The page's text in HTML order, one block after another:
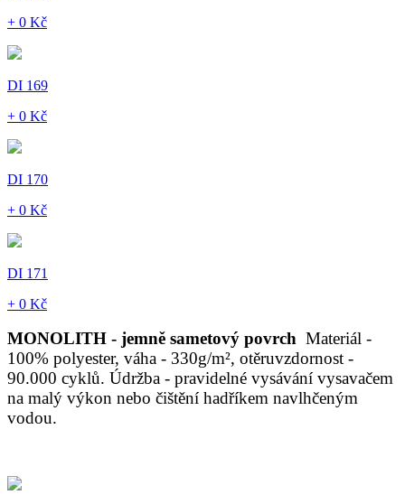
+ 0 Kč
DI 169
+ 0 Kč
DI 170
+ 0 Kč
DI 171
+ 0 Kč
MONOLITH - jemně sametový povrch Materiál -
100% polyester, váha - 330g/m², otěruvzdornost -
90.000 cyklů. Údržba - pravidelné vysávání vysavačem
na malý výkon nebo čištění hadříkem navlhčeným
vodou.